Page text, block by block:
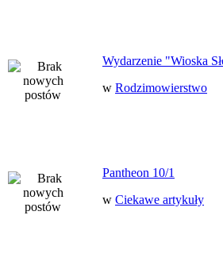
Wydarzenie "Wioska
w Rodzimowierstwo
Pantheon 10/1
w Ciekawe artykuły